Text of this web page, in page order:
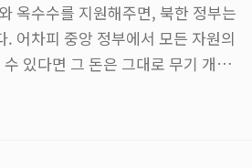
옥수수를 지원해주면, 북한 정부는
어차피 중앙 정부에서 모든 자원의
있다면 그 돈은 그대로 무기 개발
. 이게, 인도적 지원이라는 단어를